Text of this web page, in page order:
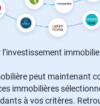
peut maintenant
immobilières
à vos critères.